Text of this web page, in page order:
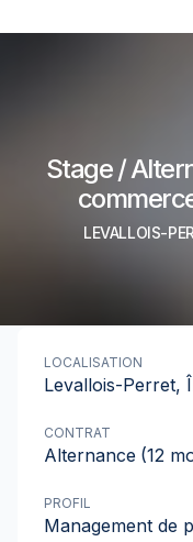
Stage /
LEVALLOIS-
LOCALISATION
Levallois-Perret,
CONTRAT
Alternance (12
PROFIL
Management de